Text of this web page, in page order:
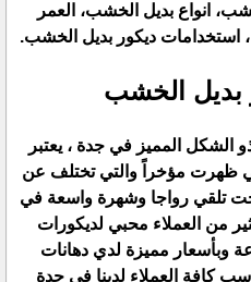
انواع بديل الخشب، العمر
استخدامات ديكور بديل الخشب.
بديل الخشب
المميز في جدة ، يعتبر
ظهرت مؤخراً والتي تختلف عن
تلقي رواجا وشهرة واسعة في
من العملاء محبي لديكورات
وبأسعار مميزة لدي دهانات
كافة العملاء لدينا في جدة